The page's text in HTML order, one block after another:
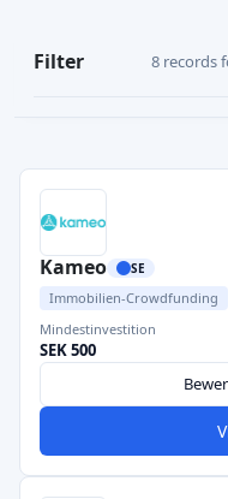
Filter 8 records
Kameo SE
Immobilien-Crowdfunding
Mindestinvestition
SEK 500